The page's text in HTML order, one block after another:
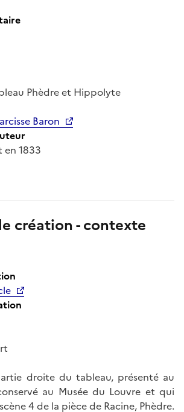
Phèdre et Hippolyte
Baron
en 1833
création - contexte
droite du tableau, présenté au
au Musée du Louvre et qui
4 de la pièce de Racine, Phèdre.